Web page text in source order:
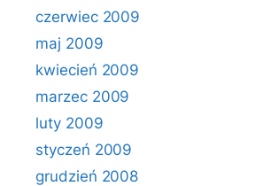
czerwiec 2009
maj 2009
kwiecień 2009
marzec 2009
luty 2009
styczeń 2009
grudzień 2008